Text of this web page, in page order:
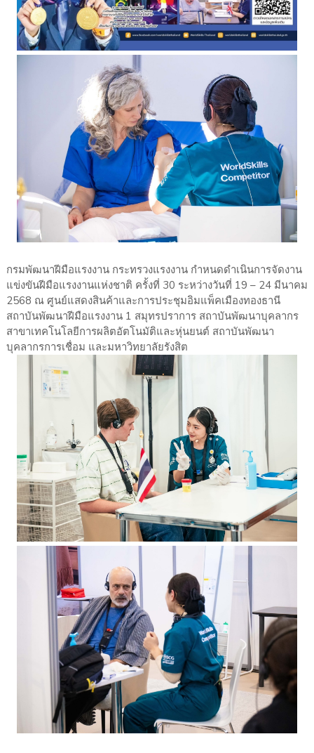
กรมพัฒนาฝีมือแรงงาน กระทรวงแรงงาน กำหนดดำเนินการจัดงาน
แข่งขันฝีมือแรงงานแห่งชาติ ครั้งที่ 30 ระหว่างวันที่ 19 – 24 มีนาคม
2568 ณ ศูนย์แสดงสินค้าและการประชุมอิมแพ็คเมืองทองธานี
สถาบันพัฒนาฝีมือแรงงาน 1 สมุทรปราการ สถาบันพัฒนาบุคลากร
สาขาเทคโนโลยีการผลิตอัตโนมัติและหุ่นยนต์ สถาบันพัฒนา
บุคลากรการเชื่อม และมหาวิทยาลัยรังสิต